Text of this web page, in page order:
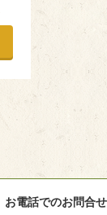
お電話でのお問合